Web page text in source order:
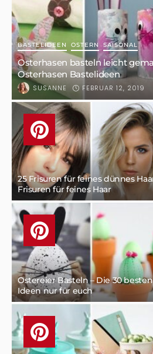
BASTELIDEEN OSTERN SAISONAL
Osterhasen basteln leicht
Osterhasen Bastelideen
SUSANNE FEBRUAR 12, 2019
25 Frisuren für feines dünnes
Frisuren für feines Haar
Ostereier Basteln – Die 30
Ideen nur für euch